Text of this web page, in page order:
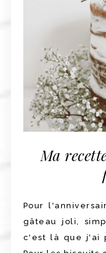
Ma
Pour
gâteau joli,
c'est là que j'ai